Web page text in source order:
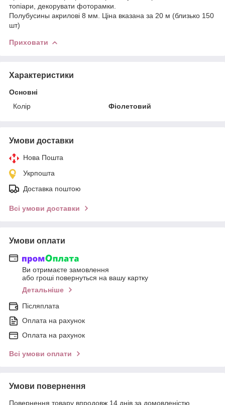
топіари, декорувати фоторамки.
Полубусины акрилові 8 мм. Ціна вказана за 20 м (близько 150
шт)
Приховати
Характеристики
Основні
Колір
Фіолетовий
Умови доставки
Нова Пошта
Укрпошта
Доставка поштою
Всі умови доставки
Умови оплати
Ви отримаєте замовлення
або гроші повернуться на вашу картку
Детальніше
Післяплата
Оплата на рахунок
Оплата на рахунок
Всі умови оплати
Умови повернення
Повернення товару впродовж 14 днів за домовленістю